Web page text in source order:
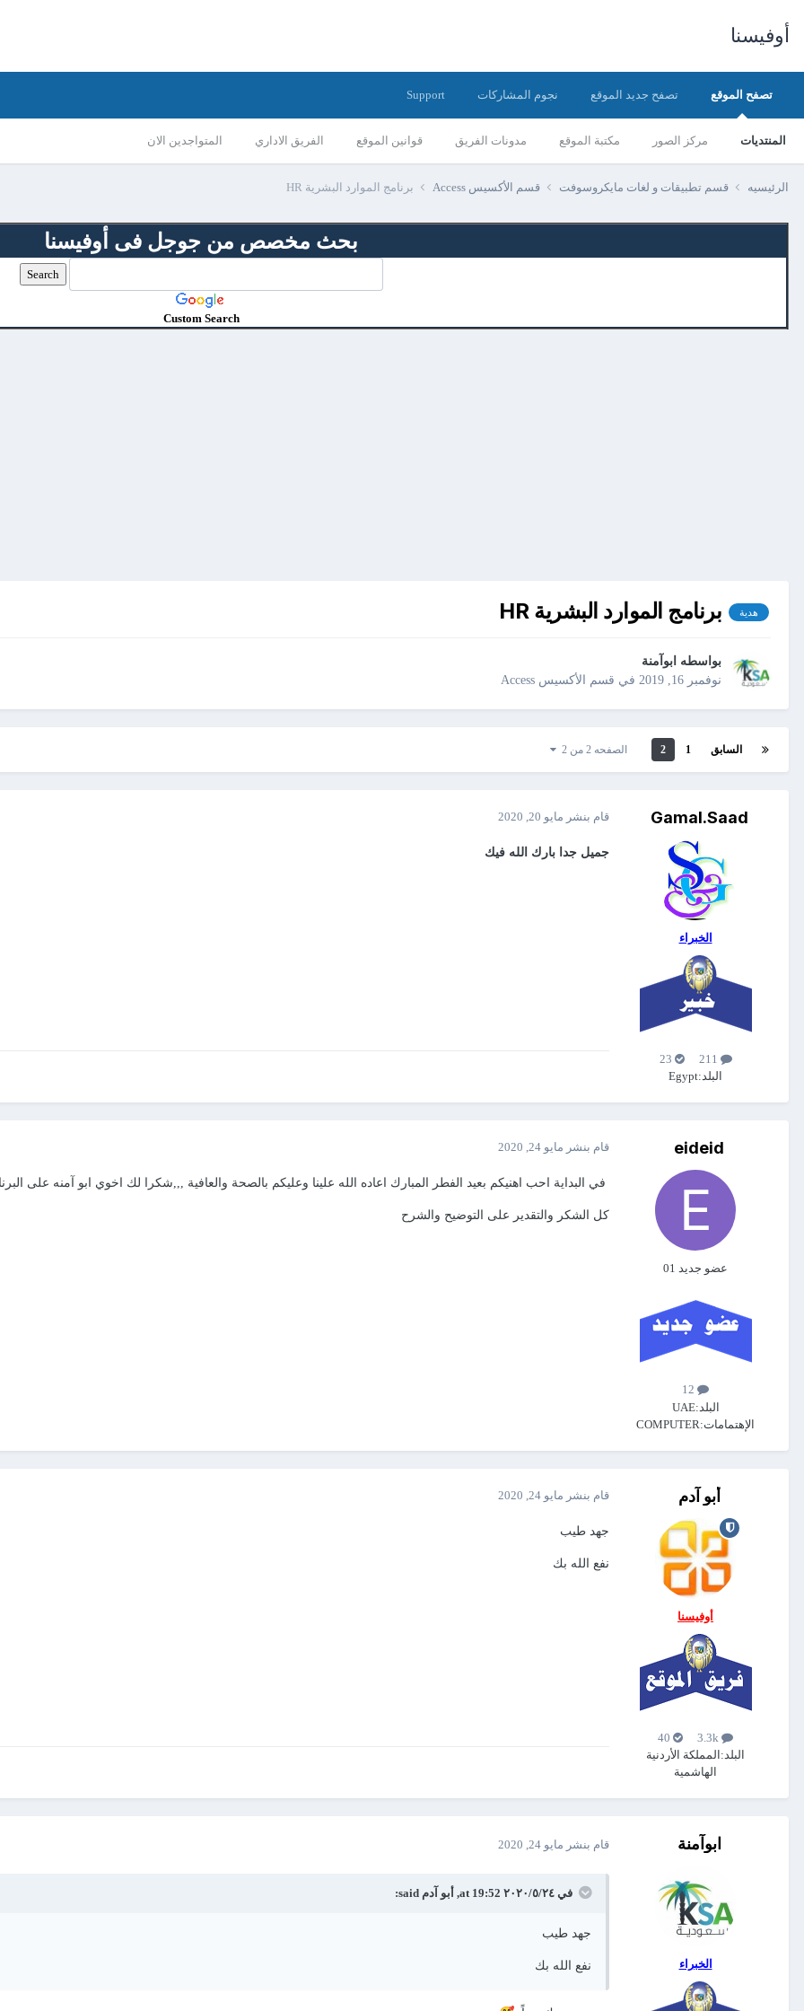
أوفيسنا
تصفح الموقع
المنتديات مركز الصور مكتبة الموقع مدونات الفريق قوانين الموقع الفريق الاداري المتواجدين الان
تصفح جديد الموقع نجوم المشاركات Support
الرئيسيه قسم تطبيقات و لغات مايكروسوفت قسم الأكسيس Access برنامج الموارد البشرية HR
بحث مخصص من جوجل فى أوفيسنا
Custom Search
هدية برنامج الموارد البشرية HR
بواسطه ابوآمنة
نوفمبر 16, 2019
في قسم الأكسيس Access
السابق 1
2 الصفحه 2 من 2
Gamal.Saad
الخبراء
البلد:Egypt
قام بنشر مايو 20, 2020
جميل جدا بارك الله فيك
eideid
عضو جديد 01
البلد:UAE
الإهتمامات:COMPUTER
قام بنشر مايو 24, 2020
في البداية احب اهنيكم بعيد الفطر المبارك اعاده الله علينا وعليكم بالصحة والعافية ,,,شكرا لك اخوي ابو آمنه على
كل الشكر والتقدير على التوضيح والشرح
أبو آدم
أوفيسنا
البلد:المملكة الأردنية
الهاشمية
قام بنشر مايو 24, 2020
جهد طيب
نفع الله بك
ابوآمنة
الخبراء
قام بنشر مايو 24, 2020
في ٢٤‏/٥‏/٢٠٢٠ at 19:52, أبو آدم
جهد طيب
نفع الله بك